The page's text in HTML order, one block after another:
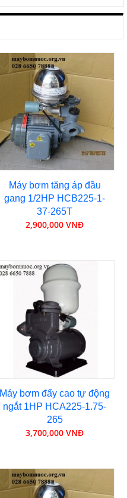
Máy bơm tăng áp đầu
gang 1/2HP HCB225-1-
37-265T
2,900,000 VNĐ
Máy bơm đẩy cao tự động
ngắt 1HP HCA225-1.75-
265
3,700,000 VNĐ